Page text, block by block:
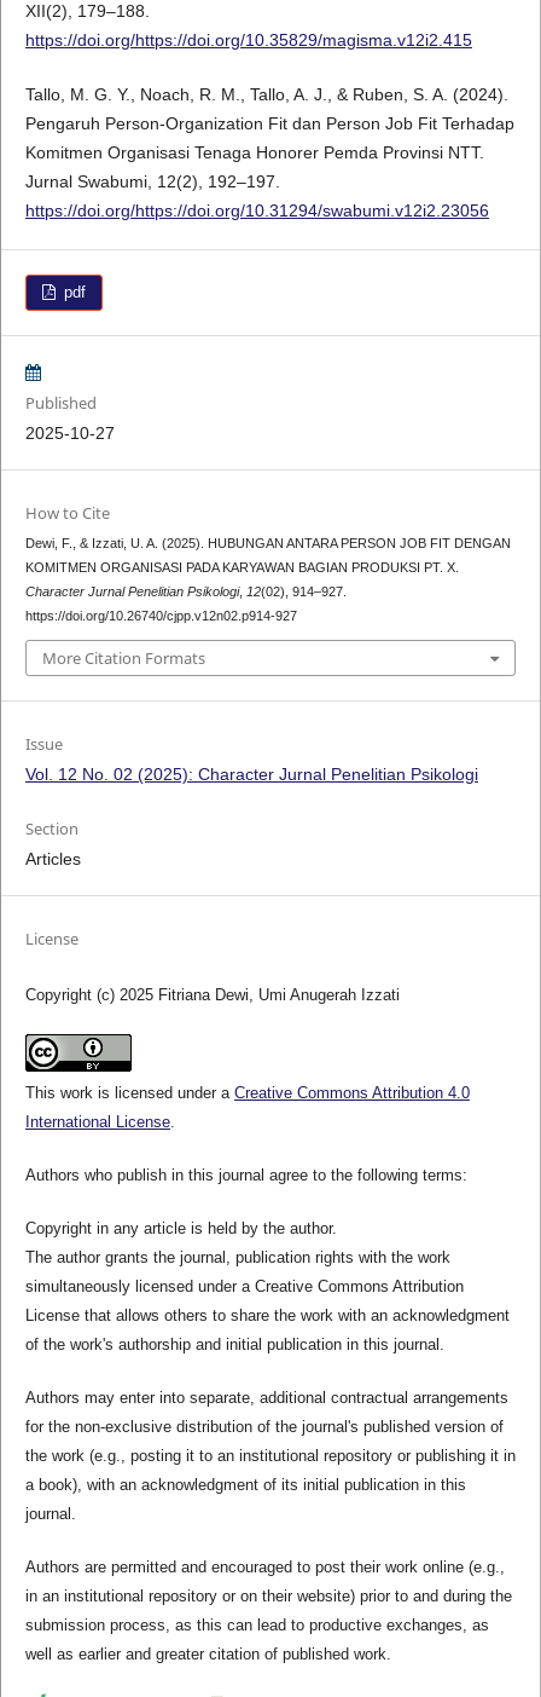
XII(2), 179–188.
https://doi.org/https://doi.org/10.35829/magisma.v12i2.415
Tallo, M. G. Y., Noach, R. M., Tallo, A. J., & Ruben, S. A. (2024).
Pengaruh Person-Organization Fit dan Person Job Fit Terhadap
Komitmen Organisasi Tenaga Honorer Pemda Provinsi NTT.
Jurnal Swabumi, 12(2), 192–197.
https://doi.org/https://doi.org/10.31294/swabumi.v12i2.23056
pdf
Published
2025-10-27
How to Cite
Dewi, F., & Izzati, U. A. (2025). HUBUNGAN ANTARA PERSON JOB FIT DENGAN
KOMITMEN ORGANISASI PADA KARYAWAN BAGIAN PRODUKSI PT. X.
Character Jurnal Penelitian Psikologi, 12(02), 914–927.
https://doi.org/10.26740/cjpp.v12n02.p914-927
More Citation Formats
Issue
Vol. 12 No. 02 (2025): Character Jurnal Penelitian Psikologi
Section
Articles
License
Copyright (c) 2025 Fitriana Dewi, Umi Anugerah Izzati
This work is licensed under a Creative Commons Attribution 4.0
International License.
Authors who publish in this journal agree to the following terms:
Copyright in any article is held by the author.
The author grants the journal, publication rights with the work
simultaneously licensed under a Creative Commons Attribution
License that allows others to share the work with an acknowledgment
of the work's authorship and initial publication in this journal.
Authors may enter into separate, additional contractual arrangements
for the non-exclusive distribution of the journal's published version of
the work (e.g., posting it to an institutional repository or publishing it in
a book), with an acknowledgment of its initial publication in this
journal.
Authors are permitted and encouraged to post their work online (e.g.,
in an institutional repository or on their website) prior to and during the
submission process, as this can lead to productive exchanges, as
well as earlier and greater citation of published work.